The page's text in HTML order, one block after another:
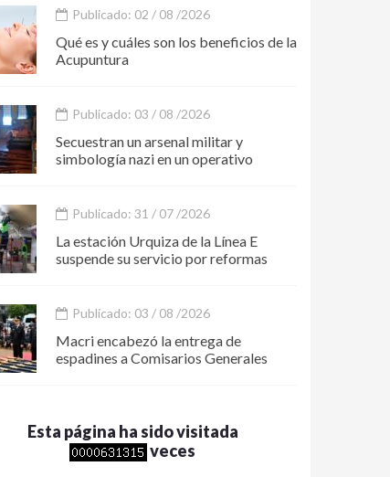
Publicado: 02 / 08 /2026
Qué es y cuáles son los beneficios de la
Acupuntura
Publicado: 03 / 08 /2026
Secuestran un arsenal militar y
simbología nazi en un operativo
Publicado: 31 / 07 /2026
La estación Urquiza de la Línea E
suspende su servicio por reformas
Publicado: 03 / 08 /2026
Macri encabezó la entrega de
espadines a Comisarios Generales
Esta página ha sido visitada
veces